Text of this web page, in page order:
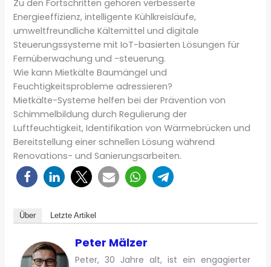
Zu den Fortschritten gehören verbesserte
Energieeffizienz, intelligente Kühlkreisläufe,
umweltfreundliche Kältemittel und digitale
Steuerungssysteme mit IoT-basierten Lösungen für
Fernüberwachung und -steuerung.
Wie kann Mietkälte Baumängel und
Feuchtigkeitsprobleme adressieren?
Mietkälte-Systeme helfen bei der Prävention von
Schimmelbildung durch Regulierung der
Luftfeuchtigkeit, Identifikation von Wärmebrücken und
Bereitstellung einer schnellen Lösung während
Renovations- und Sanierungsarbeiten.
Über Letzte Artikel
Peter Mälzer
Peter, 30 Jahre alt, ist ein engagierter